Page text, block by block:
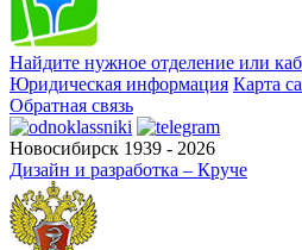
Найдите нужное отделение или
Юридическая информация Карта
Обратная связь
Новосибирск 1939 - 2026
Дизайн и разработка – Круче